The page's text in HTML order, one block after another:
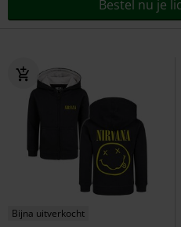
Bestel nu je
Bijna uitverkocht